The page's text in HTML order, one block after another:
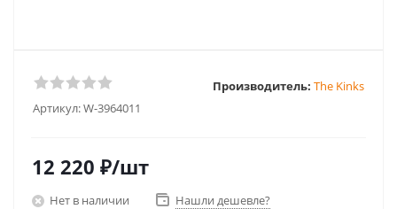
Артикул:W-3964011
Производитель: The Kinks
12 220 ₽/шт
Нет в наличии Нашли дешевле?